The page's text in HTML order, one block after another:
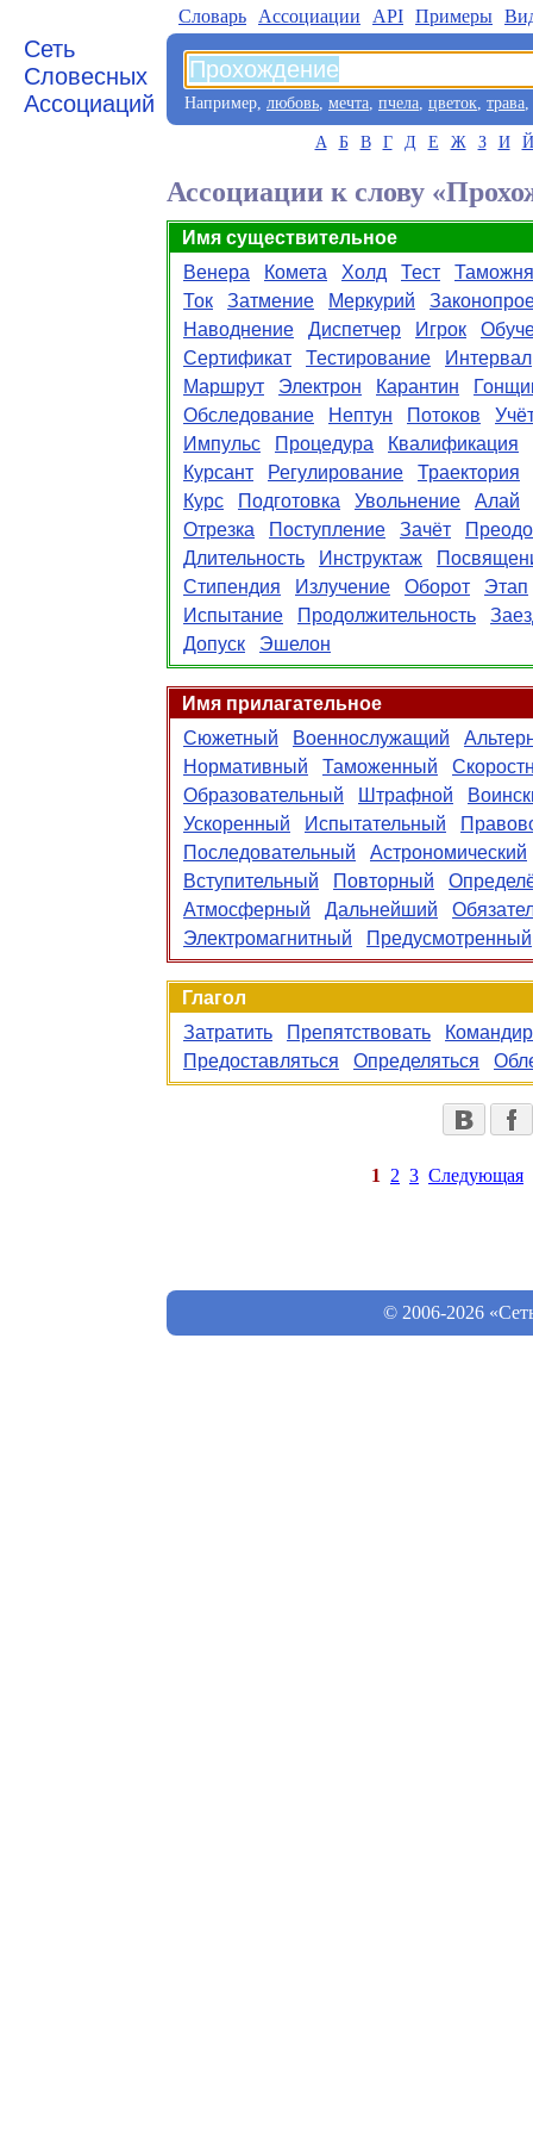
Сеть
Словесных
Ассоциаций
Словарь Aссоциации API Примеры
Например, любовь, мечта, пчела, цветок, трава,
А Б В Г Д Е Ж З И Й
Ассоциации к слову
Имя существительное
Венера
Комета Холд Тест
Таможня
Ток
Затмение Меркурий
Наводнение
Диспетчер Игрок
Сертификат
Тестирование
Интервал
Маршрут
Электрон Карантин
Обследование
Нептун Потоков
Импульс
Процедура
Квалификация
Курсант
Регулирование
Траектория
Курс
Подготовка Увольнение
Алай
Отрезка
Поступление Зачёт
Длительность
Инструктаж
Стипендия
Излучение Оборот
Этап
Испытание
Продолжительность
Допуск
Эшелон
Имя прилагательное
Сюжетный
Военнослужащий
Нормативный
Таможенный
Образовательный
Штрафной
Ускоренный
Испытательный
Последовательный
Астрономический
Вступительный
Повторный
Атмосферный
Дальнейший
Электромагнитный
Предусмотренный
Глагол
Затратить
Препятствовать
Предоставляться
Определяться
1 2 3 Следующая
© 2006-2026